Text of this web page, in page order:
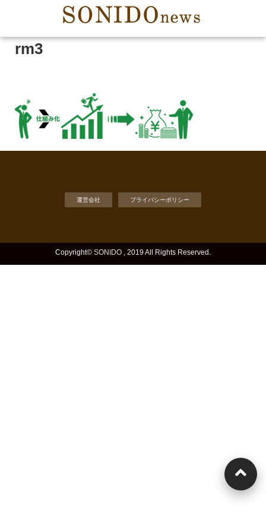
rm3
運営会社 プライバシーポリシー
Copyright© SONIDO , 2019 All Rights Reserved.